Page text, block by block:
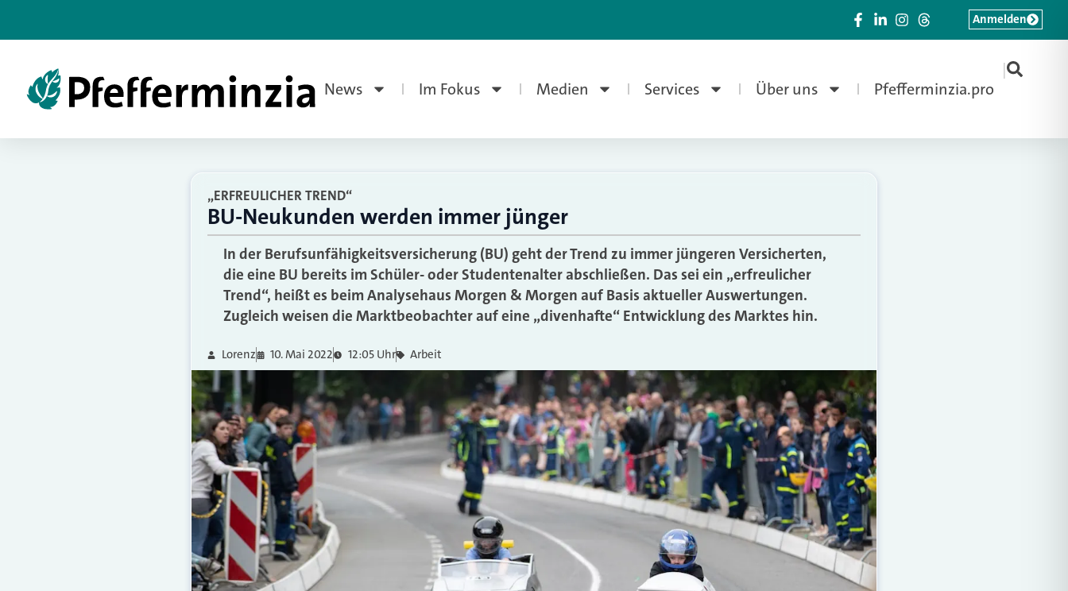
News Im Fokus Medien Services Über uns Pfefferminzia.pro
|
Anmelden
„ERFREULICHER TREND“
BU-Neukunden werden immer jünger
In der Berufsunfähigkeitsversicherung (BU) geht der Trend zu immer jüngeren Versicherten,
die eine BU bereits im Schüler- oder Studentenalter abschließen. Das sei ein „erfreulicher
Trend“, heißt es beim Analysehaus Morgen & Morgen auf Basis aktueller Auswertungen.
Zugleich weisen die Marktbeobachter auf eine „divenhafte“ Entwicklung des Marktes hin.
Lorenz 10. Mai 2022 12:05 Uhr Arbeit